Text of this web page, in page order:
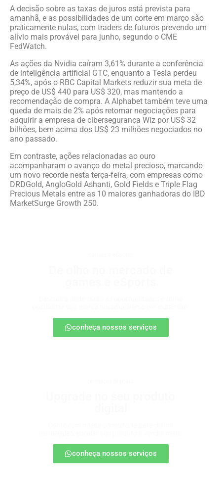
A decisão sobre as taxas de juros está prevista para
amanhã, e as possibilidades de um corte em março são
praticamente nulas, com traders de futuros prevendo um
alívio mais provável para junho, segundo o CME
FedWatch.
As ações da Nvidia caíram 3,61% durante a conferência
de inteligência artificial GTC, enquanto a Tesla perdeu
5,34%, após o RBC Capital Markets reduzir sua meta de
preço de US$ 440 para US$ 320, mas mantendo a
recomendação de compra. A Alphabet também teve uma
queda de mais de 2% após retomar negociações para
adquirir a empresa de cibersegurança Wiz por US$ 32
bilhões, bem acima dos US$ 23 milhões negociados no
ano passado.
Em contraste, ações relacionadas ao ouro
acompanharam o avanço do metal precioso, marcando
um novo recorde nesta terça-feira, com empresas como
DRDGold, AngloGold Ashanti, Gold Fields e Triple Flag
Precious Metals entre as 10 maiores ganhadoras do IBD
MarketSurge Growth 250.
conheça nossos serviços
conheça nossos serviços